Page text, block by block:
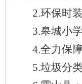
2.环保时
3.皋城小
4.全力保
5.垃圾分